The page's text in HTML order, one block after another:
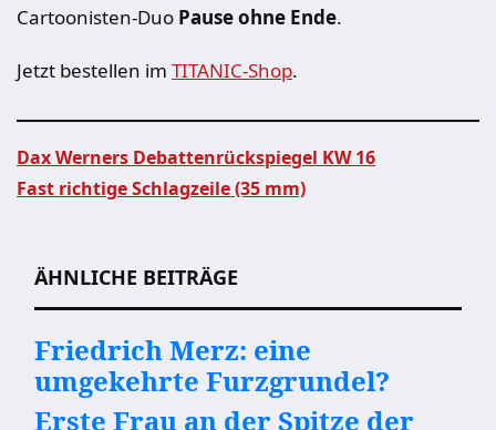
Cartoonisten-Duo Pause ohne Ende.
Jetzt bestellen im TITANIC-Shop.
Dax Werners Debattenrückspiegel KW 16
Fast richtige Schlagzeile (35 mm)
ÄHNLICHE BEITRÄGE
Friedrich Merz: eine
umgekehrte Furzgrundel?
Erste Frau an der Spitze der